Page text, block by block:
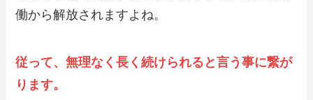
働から解放されますよね。
従って、無理なく長く続けられると言う事に繋が
ります。